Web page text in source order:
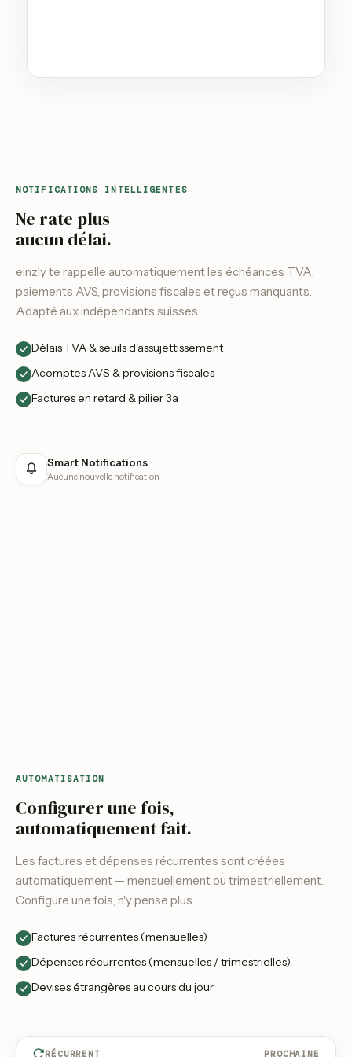
NOTIFICATIONS INTELLIGENTES
Ne rate plus
aucun délai.
einzly te rappelle automatiquement les échéances TVA,
paiements AVS, provisions fiscales et reçus manquants.
Adapté aux indépendants suisses.
Délais TVA & seuils d'assujettissement
Acomptes AVS & provisions fiscales
Factures en retard & pilier 3a
Smart Notifications
Aucune nouvelle notification
AUTOMATISATION
Configurer une fois,
automatiquement fait.
Les factures et dépenses récurrentes sont créées
automatiquement — mensuellement ou trimestriellement.
Configure une fois, n'y pense plus.
Factures récurrentes (mensuelles)
Dépenses récurrentes (mensuelles / trimestrielles)
Devises étrangères au cours du jour
RÉCURRENT PROCHAINE